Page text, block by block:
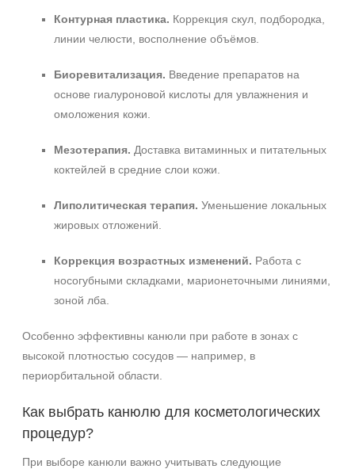
Контурная пластика. Коррекция скул, подбородка,
линии челюсти, восполнение объёмов.
Биоревитализация. Введение препаратов на
основе гиалуроновой кислоты для увлажнения и
омоложения кожи.
Мезотерапия. Доставка витаминных и питательных
коктейлей в средние слои кожи.
Липолитическая терапия. Уменьшение локальных
жировых отложений.
Коррекция возрастных изменений. Работа с
носогубными складками, марионеточными линиями,
зоной лба.
Особенно эффективны канюли при работе в зонах с
высокой плотностью сосудов — например, в
периорбитальной области.
Как выбрать канюлю для косметологических
процедур?
При выборе канюли важно учитывать следующие